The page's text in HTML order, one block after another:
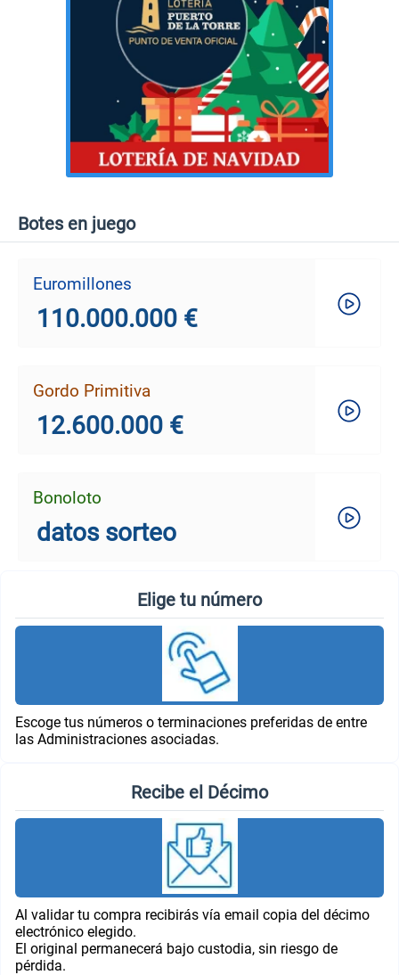
Botes en juego
Euromillones
110.000.000 €
Gordo Primitiva
12.600.000 €
Bonoloto
datos sorteo
Elige tu número
Escoge tus números o terminaciones preferidas de entre
las Administraciones asociadas.
Recibe el Décimo
Al validar tu compra recibirás vía email copia del décimo
electrónico elegido.
El original permanecerá bajo custodia, sin riesgo de
pérdida.